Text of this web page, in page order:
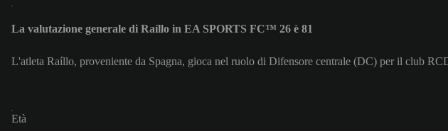
La valutazione generale di Raíllo in EA SPORTS FC™ 26 è 81
L'atleta Raíllo, proveniente da Spagna, gioca nel ruolo di Difensore centrale (DC) per il club
Età